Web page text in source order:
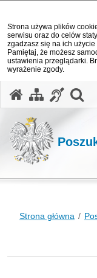
Strona używa plików
serwisu oraz do celów
zgadzasz się na ich
Pamiętaj, że możesz
ustawienia przeglądarki.
wyrażenie zgody.
Strona główna